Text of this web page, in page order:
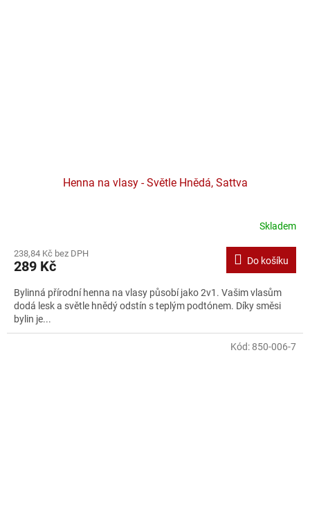
Henna na vlasy - Světle Hnědá, Sattva
Skladem
238,84 Kč bez DPH
289 Kč Do košíku
Bylinná přírodní henna na vlasy působí jako 2v1. Vašim vlasům
dodá lesk a světle hnědý odstín s teplým podtónem. Díky směsi
bylin je...
Kód: 850-006-7